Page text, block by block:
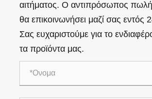
αιτήματος. Ο αντιπρόσωπος
θα επικοινωνήσει μαζί σας
Σας ευχαριστούμε για το
τα προϊόντα μας.